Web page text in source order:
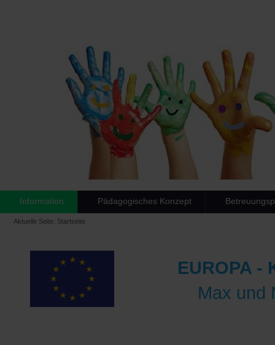
Information Pädagogisches Konzept
Aktuelle Seite: Startseite
EUROPA -
Max und